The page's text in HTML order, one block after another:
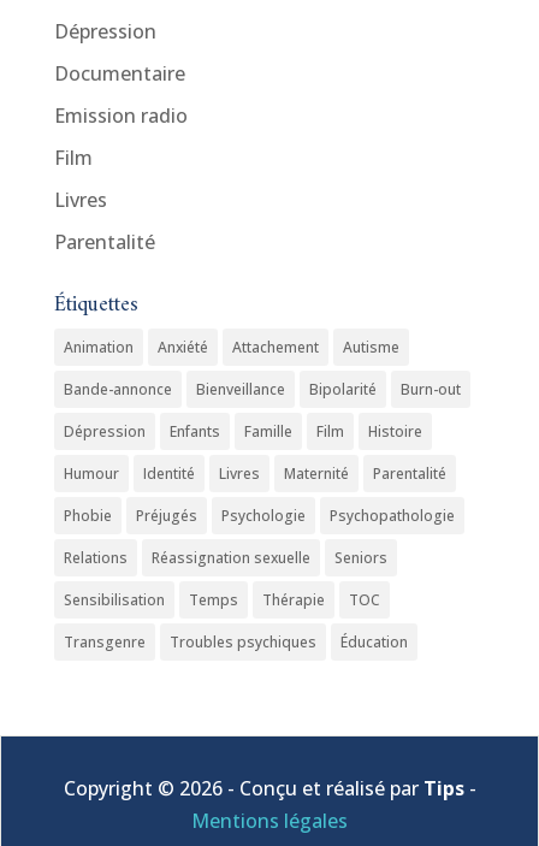
Dépression
Documentaire
Emission radio
Film
Livres
Parentalité
Étiquettes
Animation Anxiété Attachement Autisme
Bande-annonce Bienveillance Bipolarité Burn-out
Dépression Enfants Famille Film Histoire
Humour Identité Livres Maternité Parentalité
Phobie Préjugés Psychologie Psychopathologie
Relations Réassignation sexuelle Seniors
Sensibilisation Temps Thérapie TOC
Transgenre Troubles psychiques Éducation
Copyright © 2026 - Conçu et réalisé par Tips-
Mentions légales